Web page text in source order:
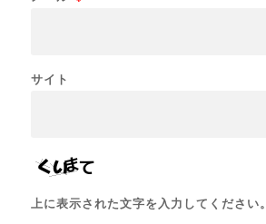
サイト
上に表示された文字を入力してください。